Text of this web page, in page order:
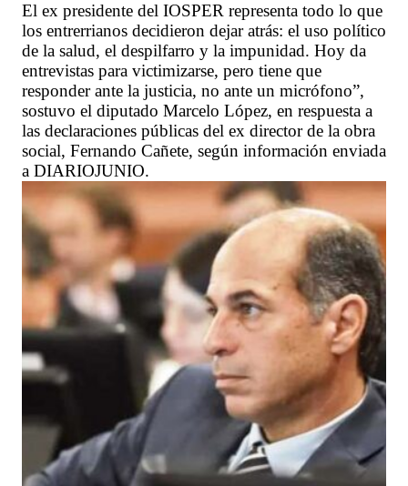
El ex presidente del IOSPER representa todo lo que
los entrerrianos decidieron dejar atrás: el uso político
de la salud, el despilfarro y la impunidad. Hoy da
entrevistas para victimizarse, pero tiene que
responder ante la justicia, no ante un micrófono”,
sostuvo el diputado Marcelo López, en respuesta a
las declaraciones públicas del ex director de la obra
social, Fernando Cañete, según información enviada
a DIARIOJUNIO.